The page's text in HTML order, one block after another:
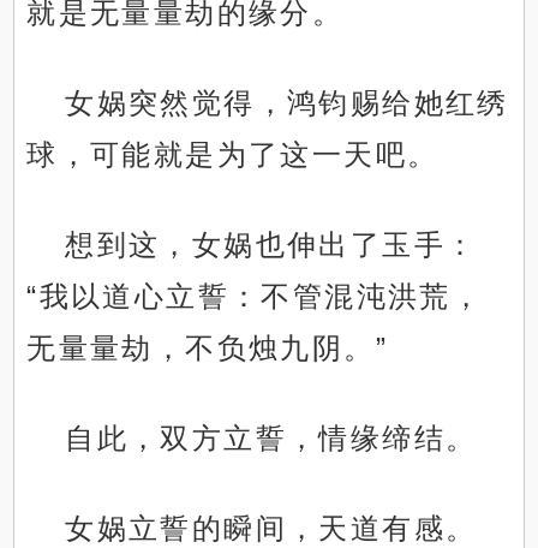
就是无量量劫的缘分。
女娲突然觉得，鸿钧赐给她红绣
球，可能就是为了这一天吧。
想到这，女娲也伸出了玉手：
“我以道心立誓：不管混沌洪荒，
无量量劫，不负烛九阴。”
自此，双方立誓，情缘缔结。
女娲立誓的瞬间，天道有感。